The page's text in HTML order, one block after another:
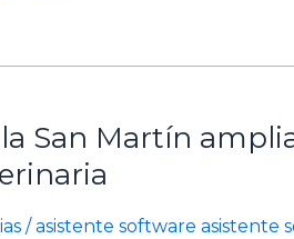
San Martín
/asistente software asistente